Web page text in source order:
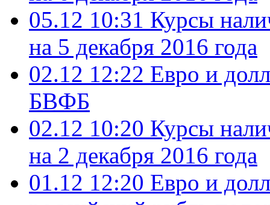
05.12 10:31 Курсы
на 5 декабря 2016 года
02.12 12:22 Евро и
БВФБ
02.12 10:20 Курсы
на 2 декабря 2016 года
01.12 12:20 Евро и